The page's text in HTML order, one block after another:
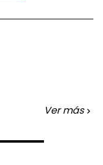
Ver más